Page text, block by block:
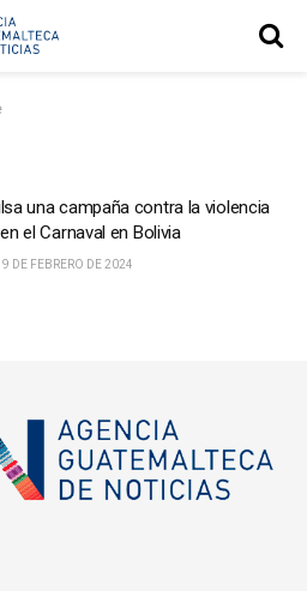
una campaña contra la violencia
el Carnaval en Bolivia
9 DE FEBRERO DE 2024